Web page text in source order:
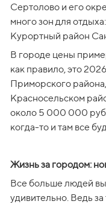
Сертолово и его
много зон для
Курортный район
В городе цены
как правило, это
Приморского
Красносельском
около 5 000 000
когда-то и там все
Жизнь за городом:
Все больше людей
удивительно. Ведь